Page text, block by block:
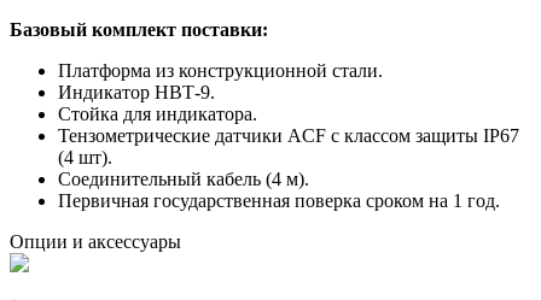
Базовый комплект поставки:
Платформа из конструкционной стали.
Индикатор НВТ-9.
Стойка для индикатора.
Тензометрические датчики ACF с классом защиты IP67
(4 шт).
Соединительный кабель (4 м).
Первичная государственная поверка сроком на 1 год.
Опции и аксессуары